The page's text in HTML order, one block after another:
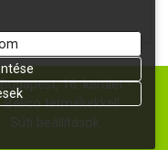
16. kerület -
termékekkel!
Süti beállítások